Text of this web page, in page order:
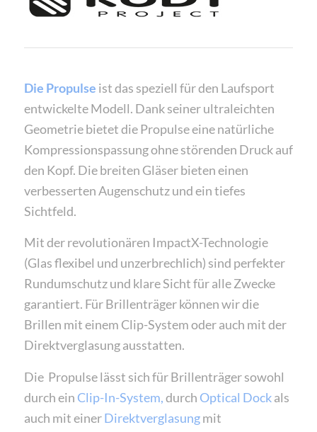
Die Propulse ist das speziell für den Laufsport
entwickelte Modell. Dank seiner ultraleichten
Geometrie bietet die Propulse eine natürliche
Kompressionspassung ohne störenden Druck auf
den Kopf. Die breiten Gläser bieten einen
verbesserten Augenschutz und ein tiefes
Sichtfeld.
Mit der revolutionären ImpactX-Technologie
(Glas flexibel und unzerbrechlich) sind perfekter
Rundumschutz und klare Sicht für alle Zwecke
garantiert. Für Brillenträger können wir die
Brillen mit einem Clip-System oder auch mit der
Direktverglasung ausstatten.
Die Propulse lässt sich für Brillenträger sowohl
durch ein Clip-In-System,durch Optical Dockals
auch mit einerDirektverglasungmit